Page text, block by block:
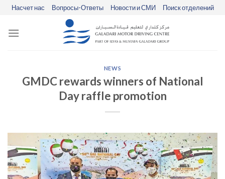
Skip
content
Насчет нас Вопросы-Ответы Новости и СМИ Поиск отделений
NEWS
GMDC rewards winners of National
Day raffle promotion